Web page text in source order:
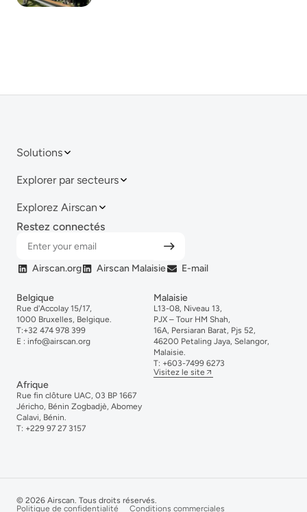
Solutions
Explorer par secteurs
Explorez Airscan
Restez connectés
Airscan.org Airscan Malaisie E-mail
Belgique
Rue d'Accolay 15/17,
1000 Bruxelles, Belgique.
T:+32 474 978 399
E : info@airscan.org
Malaisie
L13-08, Niveau 13,
PJX – Tour HM Shah,
16A, Persiaran Barat, Pjs 52,
46200 Petaling Jaya, Selangor,
Malaisie.
T: +603-7499 6273
Visitez le site
Afrique
Rue fin clôture UAC, 03 BP 1667
Jéricho, Bénin Zogbadjè, Abomey
Calavi, Bénin.
T: +229 97 27 3157
© 2026 Airscan. Tous droits réservés.
Politique de confidentialité
Conditions commerciales